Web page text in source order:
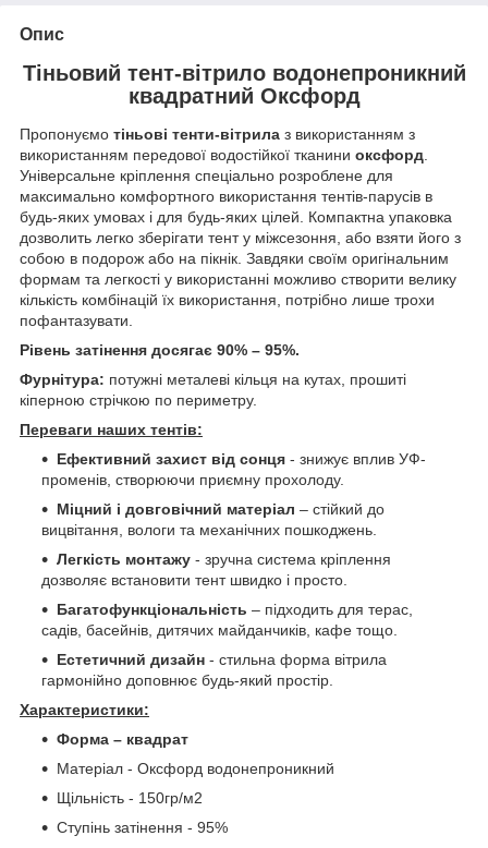
Опис
Тіньовий тент-вітрило водонепроникний
квадратний Оксфорд
Пропонуємо тіньові тенти-вітрила з використанням з
використанням передової водостійкої тканини оксфорд.
Універсальне кріплення спеціально розроблене для
максимально комфортного використання тентів-парусів в
будь-яких умовах і для будь-яких цілей. Компактна упаковка
дозволить легко зберігати тент у міжсезоння, або взяти його з
собою в подорож або на пікнік. Завдяки своїм оригінальним
формам та легкості у використанні можливо створити велику
кількість комбінацій їх використання, потрібно лише трохи
пофантазувати.
Рівень затінення досягає 90% – 95%.
Фурнітура: потужні металеві кільця на кутах, прошиті
кіперною стрічкою по периметру.
Переваги наших тентів:
Ефективний захист від сонця - знижує вплив УФ-
променів, створюючи приємну прохолоду.
Міцний і довговічний матеріал – стійкий до
вицвітання, вологи та механічних пошкоджень.
Легкість монтажу - зручна система кріплення
дозволяє встановити тент швидко і просто.
Багатофункціональність – підходить для терас,
садів, басейнів, дитячих майданчиків, кафе тощо.
Естетичний дизайн - стильна форма вітрила
гармонійно доповнює будь-який простір.
Характеристики:
Форма – квадрат
Матеріал - Оксфорд водонепроникний
Щільність - 150гр/м2
Ступінь затінення - 95%